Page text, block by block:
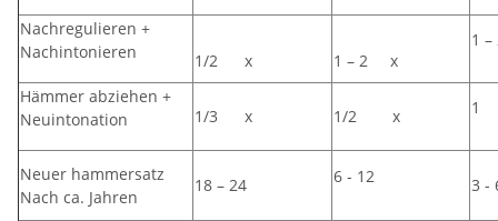
Nachregulieren +
Nachintonieren
1/2 x 1 – 2 x
1
Hämmer abziehen +
Neuintonation
1/3 x 1/2 x
Neuer hammersatz
Nach ca. Jahren
18 – 24 6 - 12 3 -